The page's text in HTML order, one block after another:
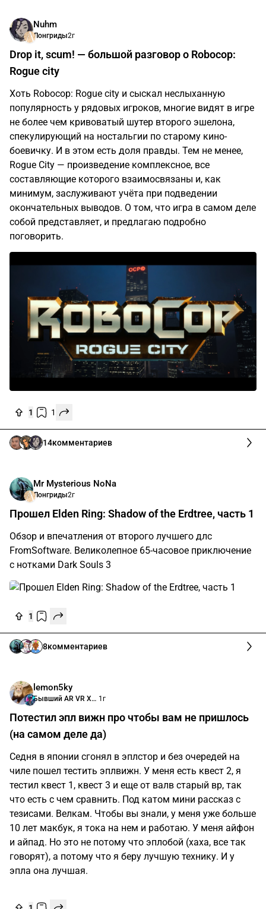
1
7 комментариев
Nuhm
Лонгриды2г
Drop it, scum! — большой разговор о Robocop:
Rogue city
Хоть Robocop: Rogue city и сыскал неслыханную
популярность у рядовых игроков, многие видят в игре
не более чем кривоватый шутер второго эшелона,
спекулирующий на ностальгии по старому кино-
боевичку. И в этом есть доля правды. Тем не менее,
Rogue City — произведение комплексное, все
составляющие которого взаимосвязаны и, как
минимум, заслуживают учёта при подведении
окончательных выводов. О том, что игра в самом деле
собой представляет, и предлагаю подробно
поговорить.
1 1
14комментариев
Прошел Elden Ring: Shadow of the Erdtree, часть 1
FromSoftware. Великолепное 65-часовое приключение
с нотками Dark Souls 3
1
8комментариев
lemon5ky
Бывший AR VR XR MR 1г
Потестил эпл вижн про чтобы вам не пришлось
(на самом деле да)